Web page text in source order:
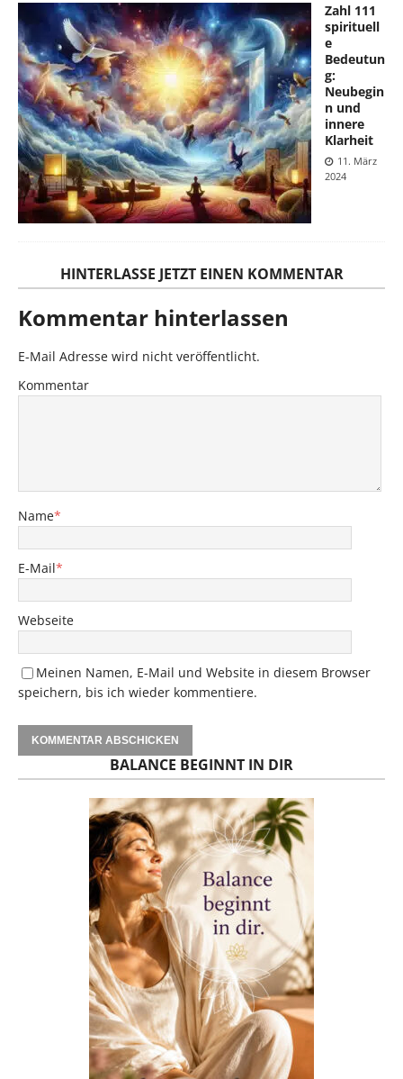
Zahl 111
spirituell
e
Bedeutun
g:
Neubegin
n und
innere
Klarheit
11. März
2024
HINTERLASSE JETZT EINEN KOMMENTAR
Kommentar hinterlassen
E-Mail Adresse wird nicht veröffentlicht.
Kommentar
Name*
E-Mail*
Webseite
Meinen Namen, E-Mail und Website in diesem Browser
speichern, bis ich wieder kommentiere.
BALANCE BEGINNT IN DIR